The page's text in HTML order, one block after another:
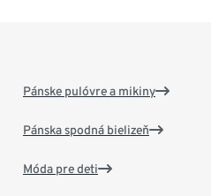
Pánske pulóvre a mikiny
Pánska spodná bielizeň
Móda pre deti